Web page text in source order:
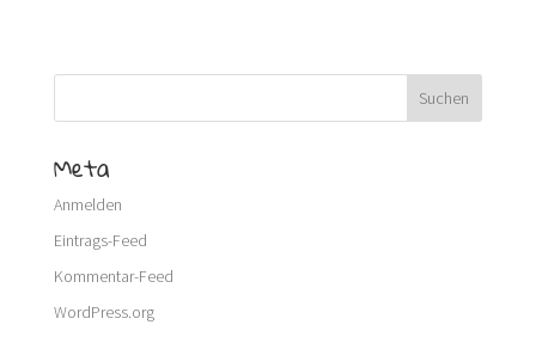
Meta
Anmelden
Eintrags-Feed
Kommentar-Feed
WordPress.org